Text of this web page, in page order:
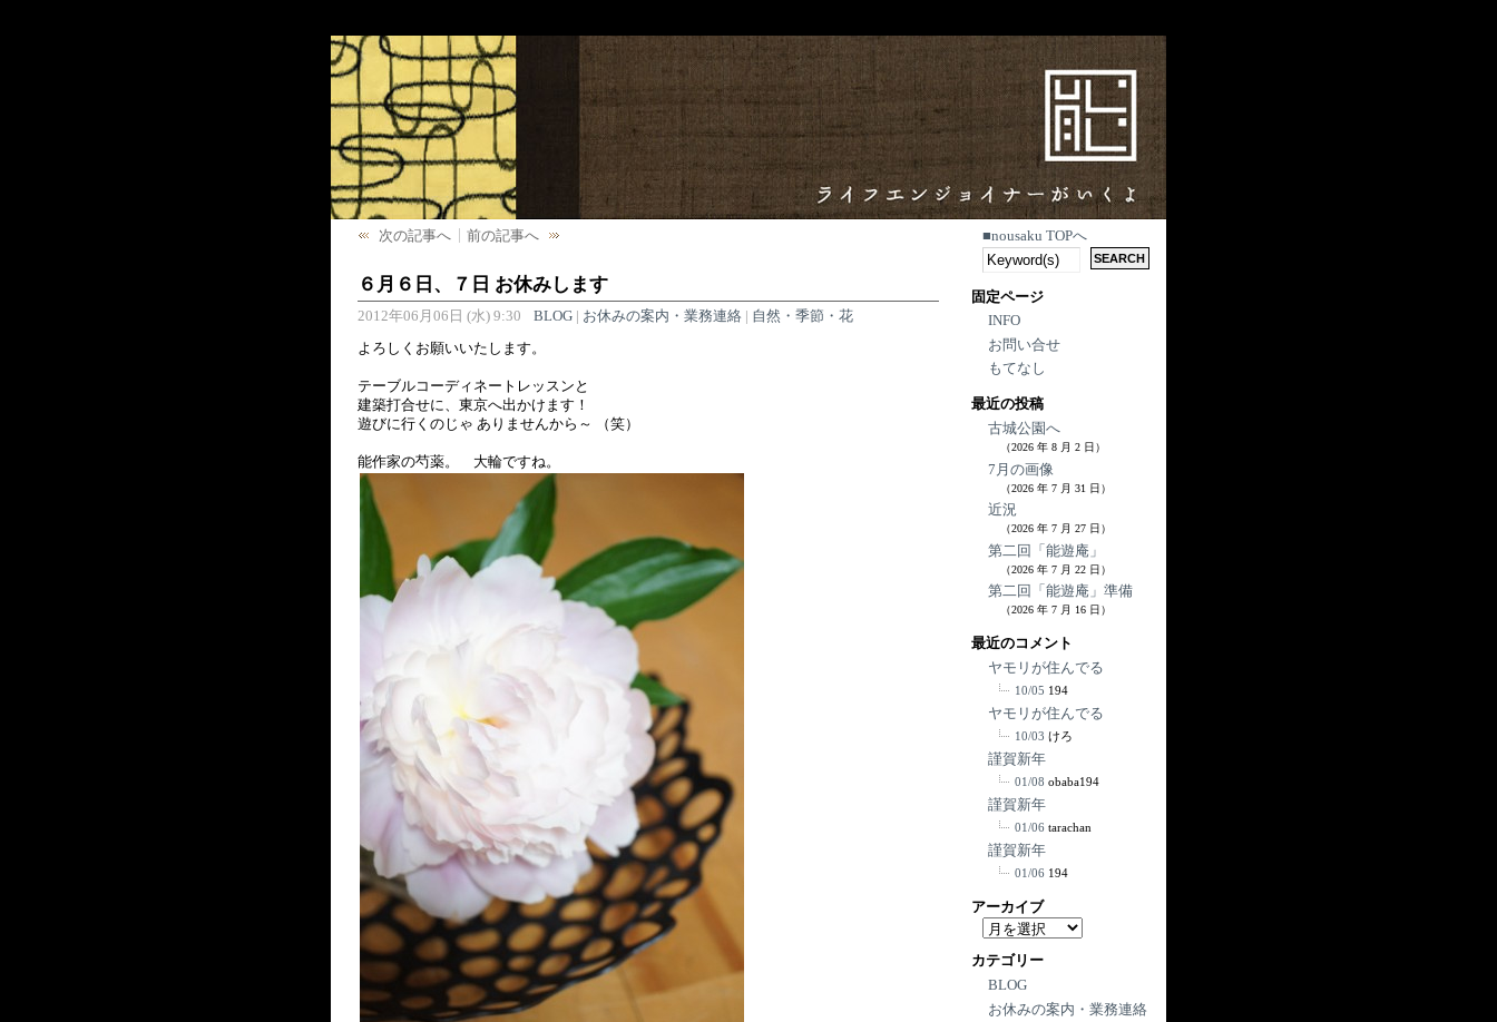
次の記事へ 前の記事へ
６月６日、７日 お休みします
2012年06月06日 (水) 9:30 BLOG| お休みの案内・業務連絡| 自然・季節・花
よろしくお願いいたします。
テーブルコーディネートレッスンと
建築打合せに、東京へ出かけます！
遊びに行くのじゃ ありませんから～ （笑）
能作家の芍薬。 大輪ですね。
■nousaku TOPへ
固定ページ
INFO
お問い合せ
もてなし
最近の投稿
古城公園へ
（2026 年 8 月 2 日）
7月の画像
（2026 年 7 月 31 日）
近況
（2026 年 7 月 27 日）
第二回「能遊庵」
（2026 年 7 月 22 日）
第二回「能遊庵」準備
（2026 年 7 月 16 日）
最近のコメント
ヤモリが住んでる
10/05 194
ヤモリが住んでる
10/03 けろ
謹賀新年
01/08 obaba194
謹賀新年
01/06 tarachan
謹賀新年
01/06 194
アーカイブ
ア
カ
イ
ブ
カテゴリー
BLOG
お休みの案内・業務連絡